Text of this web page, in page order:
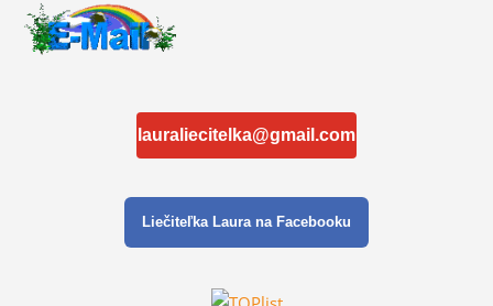
lauraliecitelka@gmail.com
Liečiteľka Laura na Facebooku